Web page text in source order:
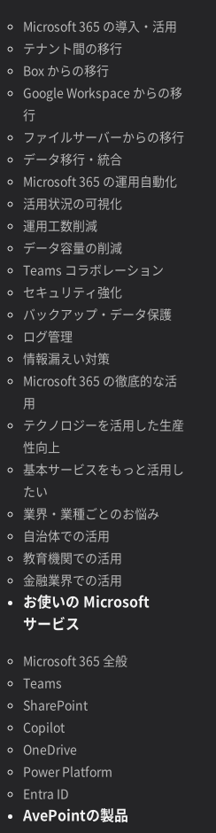
Microsoft 365 の導入・活用
テナント間の移行
Box からの移行
Google Workspace からの移
行
ファイルサーバーからの移行
データ移行・統合
Microsoft 365 の運用自動化
活用状況の可視化
運用工数削減
データ容量の削減
Teams コラボレーション
セキュリティ強化
バックアップ・データ保護
ログ管理
情報漏えい対策
Microsoft 365 の徹底的な活
用
テクノロジーを活用した生産
性向上
基本サービスをもっと活用し
たい
業界・業種ごとのお悩み
自治体での活用
教育機関での活用
金融業界での活用
お使いの Microsoft
サービス
Microsoft 365 全般
Teams
SharePoint
Copilot
OneDrive
Power Platform
Entra ID
AvePointの製品